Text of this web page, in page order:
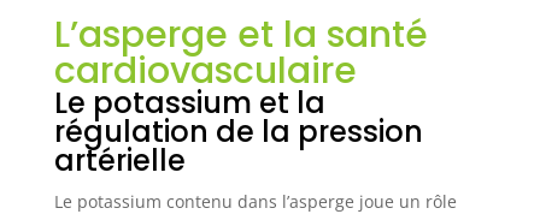
L’asperge et la santé
cardiovasculaire
Le potassium et la
régulation de la pression
artérielle
Le potassium contenu dans l’asperge joue un rôle